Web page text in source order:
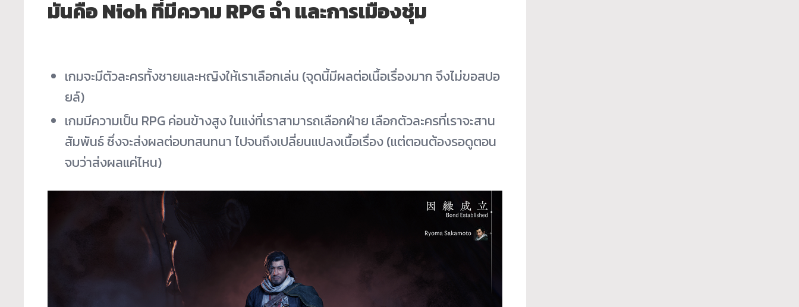
มันคือ Nioh ที่มีความ RPG ฉ่ำ และการเมืองชุ่ม
เกมจะมีตัวละครทั้งชายและหญิงให้เราเลือกเล่น (จุดนี้มีผลต่อเนื้อเรื่องมาก จึงไม่ขอสปอ
ยล์)
เกมมีความเป็น RPG ค่อนข้างสูง ในแง่ที่เราสามารถเลือกฝ่าย เลือกตัวละครที่เราจะสาน
สัมพันธ์ ซึ่งจะส่งผลต่อบทสนทนา ไปจนถึงเปลี่ยนแปลงเนื้อเรื่อง (แต่ตอนต้องรอดูตอน
จบว่าส่งผลแค่ไหน)